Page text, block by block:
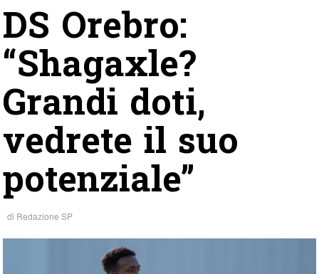
DS Orebro:
“Shagaxle?
Grandi doti,
vedrete il suo
potenziale”
di Redazione SP